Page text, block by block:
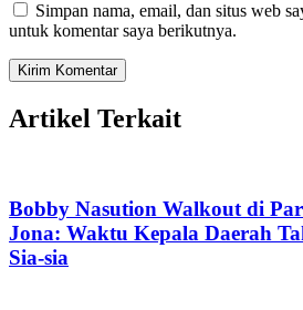
Simpan nama, email, dan situs web
untuk komentar saya berikutnya.
Artikel Terkait
Bobby Nasution Walkout di
Jona: Waktu Kepala Daerah
Sia-sia